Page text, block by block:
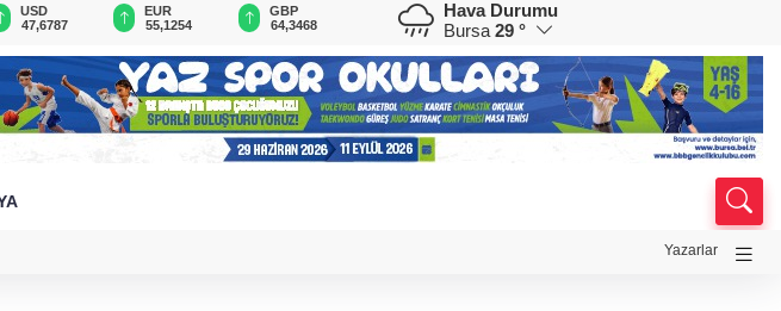
USD
47,6787
EUR
55,1254
GBP
64,3468
CHF
59,0083
CAD
34,1883
Hava Durumu
Bursa 29 °
Yazarlar